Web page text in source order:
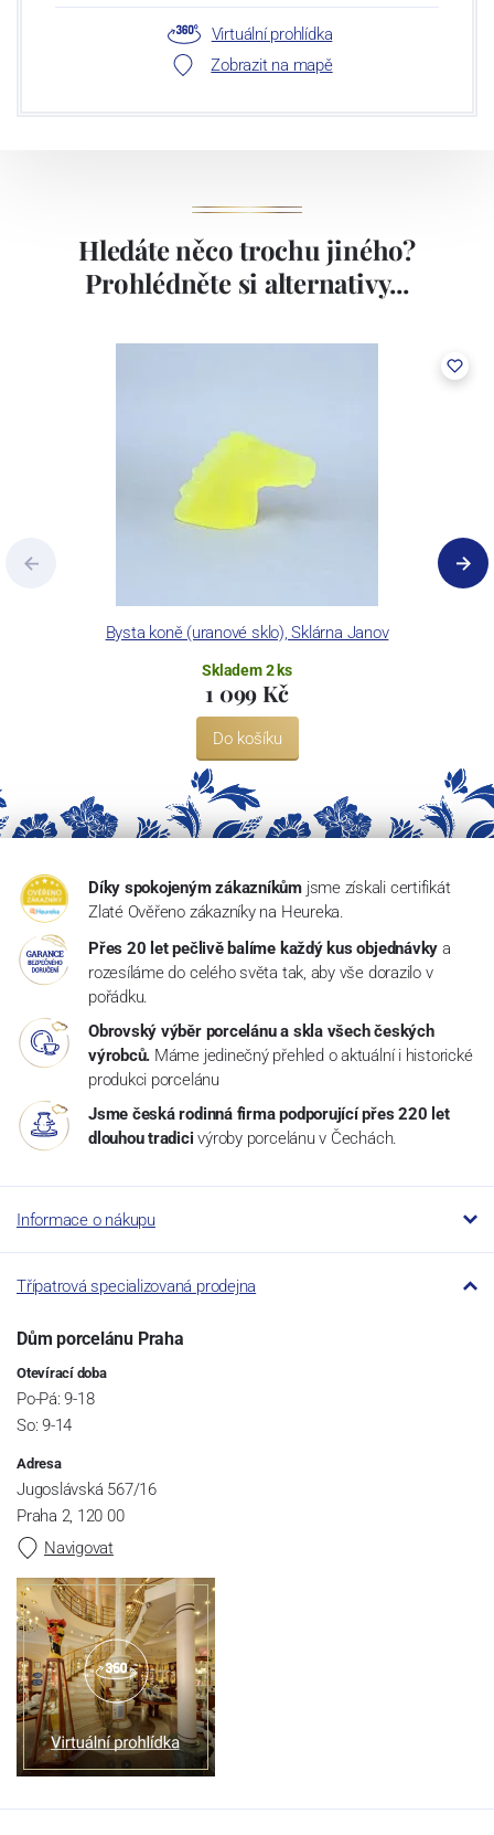
Virtuální prohlídka
Zobrazit na mapě
Hledáte něco trochu jiného?
Prohlédněte si alternativy...
Bysta koně (uranové sklo), Sklárna Janov
Skladem 2 ks
1 099 Kč
Do košíku
Díky spokojeným zákazníkům jsme získali certifikát
Zlaté Ověřeno zákazníky na Heureka.
Přes 20 let pečlivě balíme každý kus objednávky a
rozesíláme do celého světa tak, aby vše dorazilo v
pořádku.
Obrovský výběr porcelánu a skla všech českých
výrobců. Máme jedinečný přehled o aktuální i historické
produkci porcelánu
Jsme česká rodinná firma podporující přes 220 let
dlouhou tradici výroby porcelánu v Čechách.
Informace o nákupu
Třípatrová specializovaná prodejna
Dům porcelánu Praha
Otevírací doba
Po-Pá: 9-18
So: 9-14
Adresa
Jugoslávská 567/16
Praha 2, 120 00
Navigovat